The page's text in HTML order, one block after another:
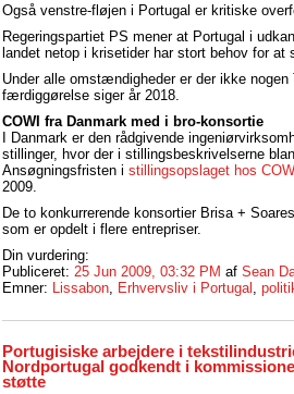
Også venstre-fløjen i Portugal er kritiske
Regeringspartiet PS mener at Portugal i
landet netop i krisetider har stort behov for at
Under alle omstændigheder er der ikke
færdiggørelse siger år 2018.
COWI fra Danmark med i bro-konsortie
I Danmark er den rådgivende
stillinger, hvor der i stillingsbeskrivelserne
Ansøgningsfristen i stillingsopslaget hos
2009.
De to konkurrerende konsortier Brisa +
som er opdelt i flere entrepriser.
Din vurdering:
Publiceret: 25 Jun 2009, 03:32 PM af Sean
Emner:
Lissabon Erhvervsliv i Portugal
Portugisiske arbejdere i
Nordportugal godkendt i
støtte